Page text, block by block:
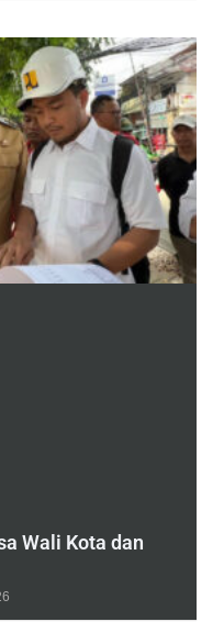
Wali Kota dan